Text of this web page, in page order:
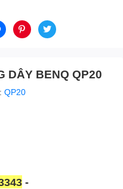
DÂY BENQ QP20
QP20
-